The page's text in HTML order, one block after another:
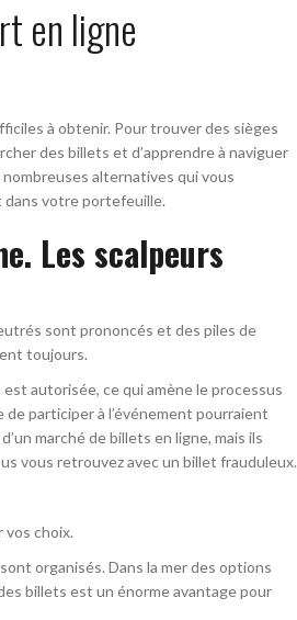
en ligne
à obtenir. Pour trouver des sièges
des billets et d’apprendre à naviguer
alternatives qui vous
dans votre portefeuille.
Les scalpeurs
sont prononcés et des piles de
toujours.
autorisée, ce qui amène le processus
participer à l’événement pourraient
marché de billets en ligne, mais ils
vous retrouvez avec un billet frauduleux.
vos choix.
organisés. Dans la mer des options
billets est un énorme avantage pour